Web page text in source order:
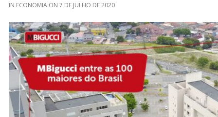
IN ECONOMIA ON 7 DE JULHO DE 2020